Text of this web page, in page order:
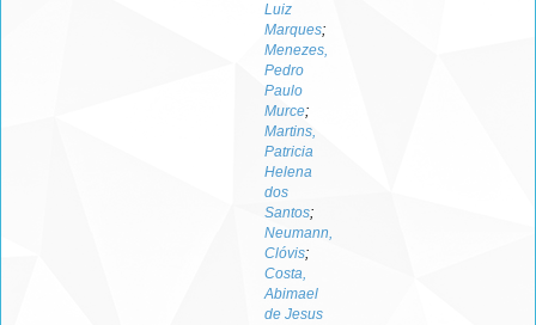
Luiz
Marques;
Menezes,
Pedro
Paulo
Murce;
Martins,
Patricia
Helena
dos
Santos;
Neumann,
Clóvis;
Costa,
Abimael
de Jesus